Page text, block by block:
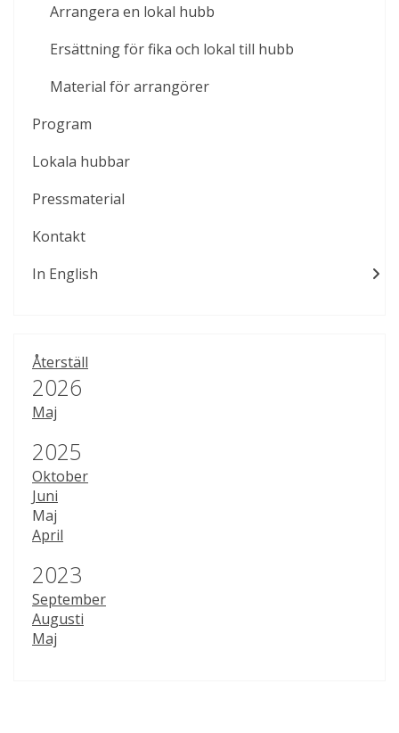
Arrangera en lokal hubb
Ersättning för fika och lokal till hubb
Material för arrangörer
Program
Lokala hubbar
Pressmaterial
Kontakt
In English
Återställ
År:
2026
Maj
År:
2025
Oktober
Juni
Maj
April
År:
2023
September
Augusti
Maj